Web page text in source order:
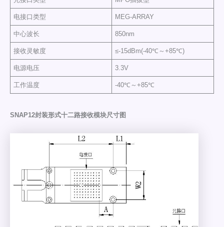
电接口类型 MEG-ARRAY
中心波长 850nm
接收灵敏度 ≤-15dBm(-40℃～+85℃)
电源电压 3.3V
工作温度 -40℃～+85℃
SNAP12封装形式十二路接收模块尺寸图